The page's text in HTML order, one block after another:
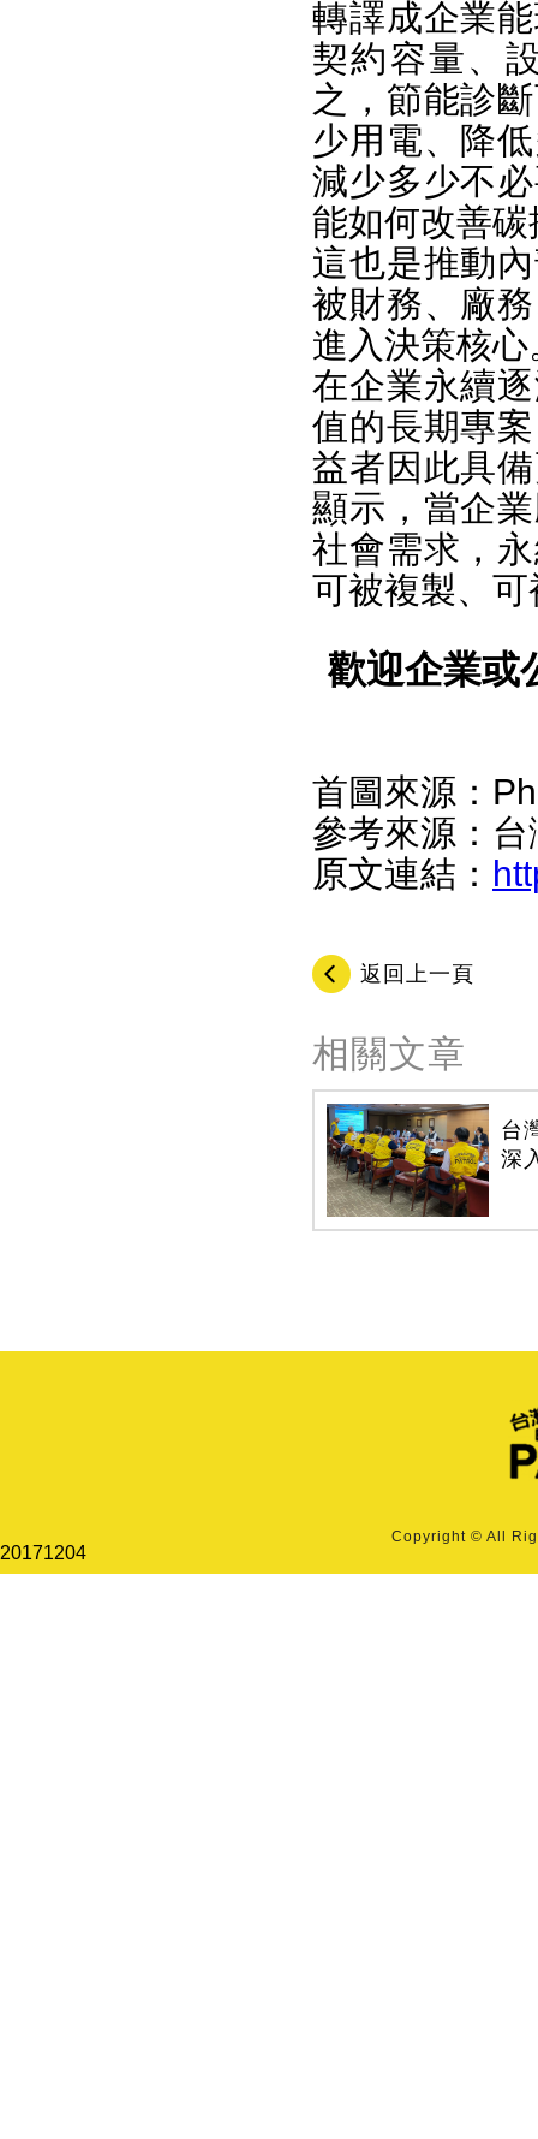
轉譯成企業
契約容量、
之，節能診
少用電、降
減少多少不
能如何改善
這也是推動
被財務、廠
進入決策核心
在企業永續
值的長期專
益者因此具
顯示，當企
社會需求，
可被複製、
歡迎企業或
首圖來源：
參考來源：
原文連結：
返回上一頁
相關文章
台
深
Copyright © All
20171204